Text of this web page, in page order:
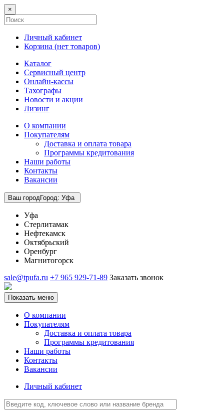
×
Личный кабинет
Корзина (нет товаров)
Каталог
Сервисный центр
Онлайн-кассы
Тахографы
Новости и акции
Лизинг
О компании
Покупателям
Доставка и оплата товара
Программы кредитования
Наши работы
Контакты
Вакансии
Ваш городГород: Уфа
Уфа
Стерлитамак
Нефтекамск
Октябрьский
Оренбург
Магнитогорск
sale@tpufa.ru +7 965 929-71-89 Заказать звонок
Показать меню
О компании
Покупателям
Доставка и оплата товара
Программы кредитования
Наши работы
Контакты
Вакансии
Личный кабинет